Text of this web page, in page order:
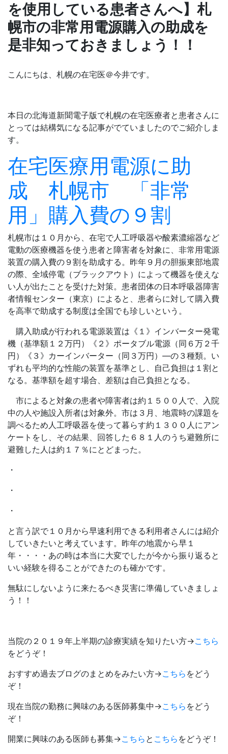
を使用している患者さんへ】札
幌市の非常用電源購入の助成を
是非知っておきましょう！！
こんにちは、札幌の在宅医＠今井です。
本日の北海道新聞電子版で札幌の在宅医療者と患者さんに
とっては結構気になる記事がでていましたのでご紹介しま
す。
在宅医療用電源に助
成 札幌市 「非常
用」購入費の９割
札幌市は１０月から、在宅で人工呼吸器や酸素濃縮器など
電動の医療機器を使う患者と障害者を対象に、非常用電源
装置の購入費の９割を助成する。昨年９月の胆振東部地震
の際、全域停電（ブラックアウト）によって機器を使えな
い人が出たことを受けた対策。患者団体の日本呼吸器障害
者情報センター（東京）によると、患者らに対して購入費
を高率で助成する制度は全国でも珍しいという。
購入助成が行われる電源装置は《１》インバーター発電
機（基準額１２万円）《２》ポータブル電源（同６万２千
円）《３》カーインバーター（同３万円）―の３種類。い
ずれも平均的な性能の装置を基準とし、自己負担は１割と
なる。基準額を超す場合、差額は自己負担となる。
市によると対象の患者や障害者は約１５００人で、入院
中の人や施設入所者は対象外。市は３月、地震時の課題を
調べるため人工呼吸器を使って暮らす約１３００人にアン
ケートをし、その結果、回答した６８１人のうち避難所に
避難した人は約１７％にとどまった。
・
・
・
と言う訳で１０月から早速利用できる利用者さんには紹介
していきたいと考えています。昨年の地震から早１
年・・・・あの時は本当に大変でしたが今から振り返ると
いい経験を得ることができたのも確かです。
無駄にしないように来たるべき災害に準備していきましょ
う！！
当院の２０１９年上半期の診療実績を知りたい方→こちら
をどうぞ！
おすすめ過去ブログのまとめをみたい方→こちら をどう
ぞ！
現在当院の勤務に興味のある医師募集中→こちら をどう
ぞ！
開業に興味のある医師も募集→こちら と こちら をどうぞ！